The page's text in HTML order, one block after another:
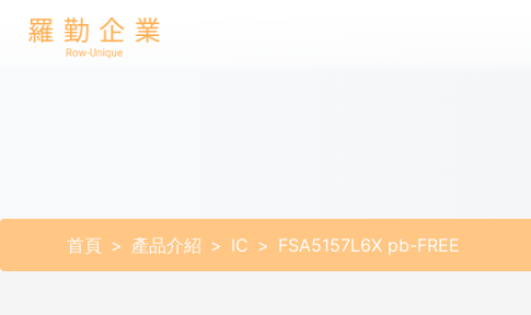
首頁 產品介紹 IC FSA5157L6X pb-FREE